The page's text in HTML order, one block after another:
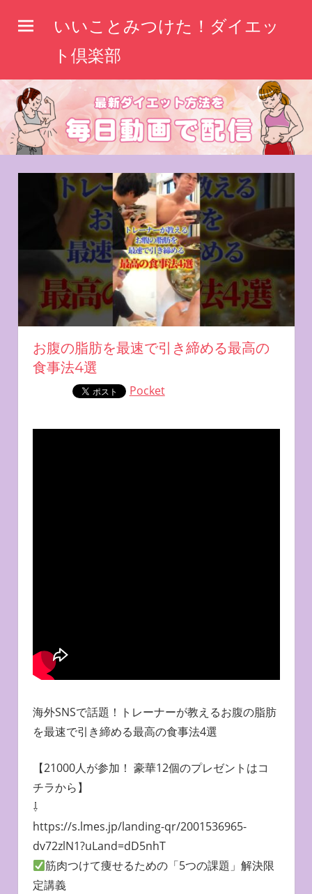
ス
キ
いいことみつけた！ダイエッ
ト倶楽部
お腹の脂肪を最速で引き締める最高の
食事法4選
Pocket
海外SNSで話題！トレーナーが教えるお腹の脂肪
を最速で引き締める最高の食事法4選
【21000人が参加！ 豪華12個のプレゼントはコ
チラから】
⇩
https://s.lmes.jp/landing-qr/2001536965-
dv72zlN1?uLand=dD5nhT
筋肉つけて痩せるための「5つの課題」解決限
定講義